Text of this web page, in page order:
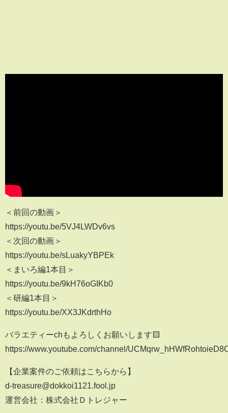
＜前回の動画＞
https://youtu.be/5VJ4LWDv6vs
＜次回の動画＞
https://youtu.be/sLuakyYBPEk
＜まいろ編1本目＞
https://youtu.be/9kH76oGIKb0
＜研編1本目＞
https://youtu.be/XX3JKdrthHo
バラエティーchもよろしくお願いします🟨
https://www.youtube.com/channel/
【企業案件のご依頼はこちらから】
d-treasure@dokkoi1121.fool.jp
運営会社：株式会社Ｄトレジャー